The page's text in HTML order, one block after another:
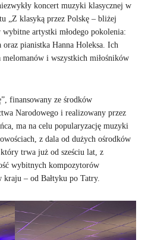
koncert muzyki klasycznej w
„Z klasyką przez Polskę – bliżej
wybitne artystki młodego pokolenia:
oraz pianistka Hanna Holeksa. Ich
melomanów i wszystkich miłośników
finansowany ze środków
Narodowego i realizowany przez
ma na celu popularyzację muzyki
z dala od dużych ośrodków
trwa już od sześciu lat, z
wybitnych kompozytorów
kraju – od Bałtyku po Tatry.